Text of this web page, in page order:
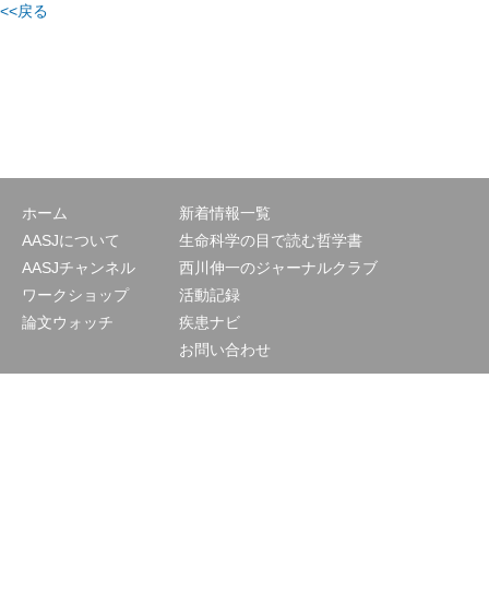
<<戻る
ホーム
AASJについて
AASJチャンネル
ワークショップ
論文ウォッチ
新着情報一覧
生命科学の目で読む哲学書
西川伸一のジャーナルクラブ
活動記録
疾患ナビ
お問い合わせ